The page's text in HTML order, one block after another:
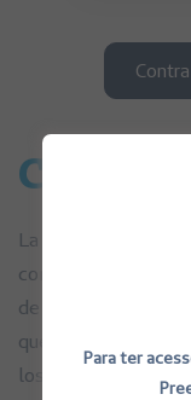
Cadena
La mejora y el
conductas
de los omponentes
que se encuentran
los pacientes.
Para ter